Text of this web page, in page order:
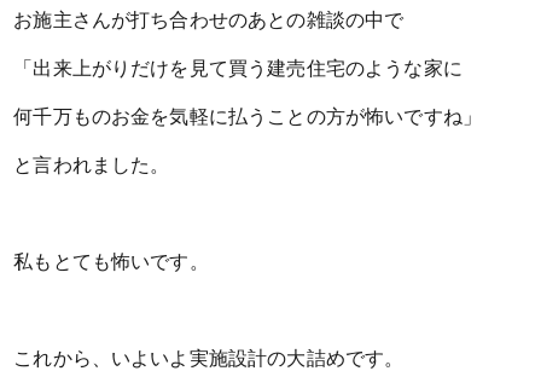
お施主さんが打ち合わせのあとの雑談の中で
「出来上がりだけを見て買う建売住宅のような家に
何千万ものお金を気軽に払うことの方が怖いですね」
と言われました。
私もとても怖いです。
これから、いよいよ実施設計の大詰めです。